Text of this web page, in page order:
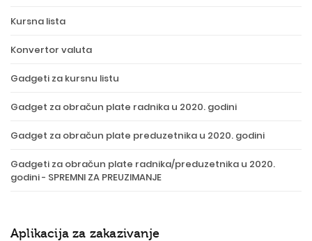
Kursna lista
Konvertor valuta
Gadgeti za kursnu listu
Gadget za obračun plate radnika u 2020. godini
Gadget za obračun plate preduzetnika u 2020. godini
Gadgeti za obračun plate radnika/preduzetnika u 2020.
godini - SPREMNI ZA PREUZIMANJE
Aplikacija za zakazivanje